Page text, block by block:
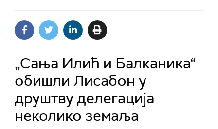
„Сања Илић и Балканика“
обишли Лисабон у
друштву делегација
неколико земаља